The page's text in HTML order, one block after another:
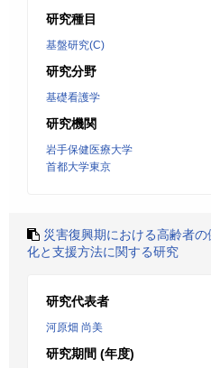
研究種目
基盤研究(C)
研究分野
基礎看護学
研究機関
岩手保健医療大学
首都大学東京
災害復興期における高齢者
化と支援方法に関する研究
研究代表者
河原畑 尚美
研究期間 (年度)